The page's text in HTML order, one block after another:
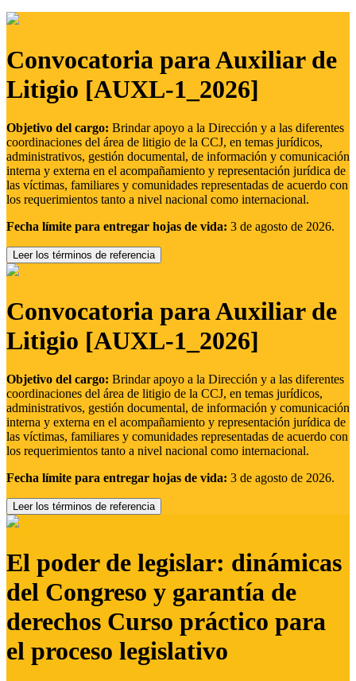
Convocatoria para Auxiliar de
Litigio [AUXL-1_2026]
Objetivo del cargo: Brindar apoyo a la Dirección y a las diferentes
coordinaciones del área de litigio de la CCJ, en temas jurídicos,
administrativos, gestión documental, de información y comunicación
interna y externa en el acompañamiento y representación jurídica de
las víctimas, familiares y comunidades representadas de acuerdo con
los requerimientos tanto a nivel nacional como internacional.
Fecha límite para entregar hojas de vida: 3 de agosto de 2026.
Leer los términos de referencia
Convocatoria para Auxiliar de
Litigio [AUXL-1_2026]
Objetivo del cargo: Brindar apoyo a la Dirección y a las diferentes
coordinaciones del área de litigio de la CCJ, en temas jurídicos,
administrativos, gestión documental, de información y comunicación
interna y externa en el acompañamiento y representación jurídica de
las víctimas, familiares y comunidades representadas de acuerdo con
los requerimientos tanto a nivel nacional como internacional.
Fecha límite para entregar hojas de vida: 3 de agosto de 2026.
Leer los términos de referencia
El poder de legislar: dinámicas
del Congreso y garantía de
derechos Curso práctico para
el proceso legislativo